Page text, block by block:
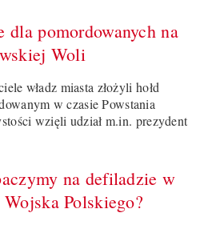
dla pomordowanych na
Woli
władz miasta złożyli hołd
w czasie Powstania
wzięli udział m.in. prezydent
na defiladzie w
Polskiego?